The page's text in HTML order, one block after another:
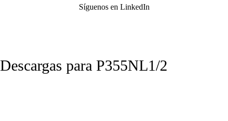
Síguenos en LinkedIn
Descargas para P355NL1/2